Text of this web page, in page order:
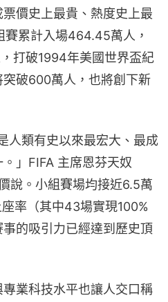
價史上最貴、熱度史上最
累計入場464.45萬人，
打破1994年美國世界盃紀
破600萬人，也將創下新
人類有史以來最宏大、最成
」FIFA 主席恩芬天奴
說。小組賽場均接近6.5萬
率（其中43場實現100%
的吸引力已經達到歷史頂
業科技水平也讓人交口稱